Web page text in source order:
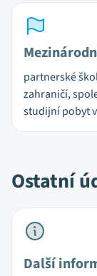
partnerské
zahraničí,
studijní pobyt
Ostatní
Další